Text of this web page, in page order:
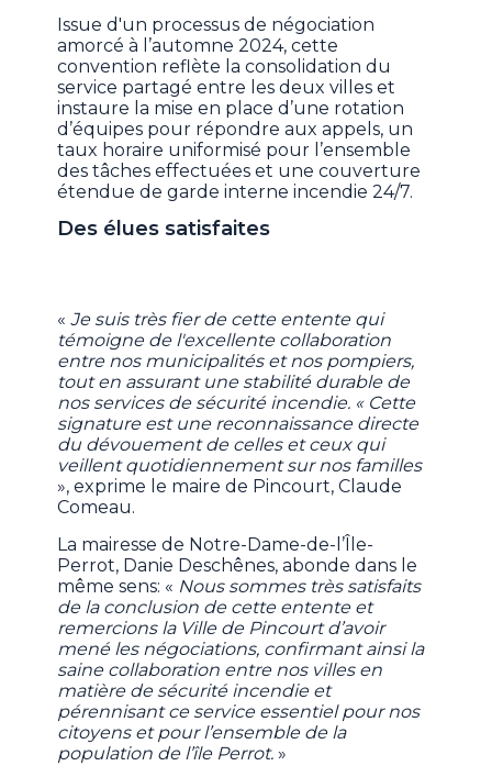
Issue d'un processus de négociation
amorcé à l’automne 2024, cette
convention reflète la consolidation du
service partagé entre les deux villes et
instaure la mise en place d’une rotation
d’équipes pour répondre aux appels, un
taux horaire uniformisé pour l’ensemble
des tâches effectuées et une couverture
étendue de garde interne incendie 24/7.
Des élues satisfaites
«Je suis très fier de cette entente qui
témoigne de l'excellente collaboration
entre nos municipalités et nos pompiers,
tout en assurant une stabilité durable de
nos services de sécurité incendie. « Cette
signature est une reconnaissance directe
du dévouement de celles et ceux qui
veillent quotidiennement sur nos familles
», exprime le maire de Pincourt, Claude
Comeau.
La mairesse de Notre-Dame-de-l’Île-
Perrot, Danie Deschênes, abonde dans le
même sens: « Nous sommes très satisfaits
de la conclusion de cette entente et
remercions la Ville de Pincourt d’avoir
mené les négociations, confirmant ainsi la
saine collaboration entre nos villes en
matière de sécurité incendie et
pérennisant ce service essentiel pour nos
citoyens et pour l’ensemble de la
population de l’île Perrot. »